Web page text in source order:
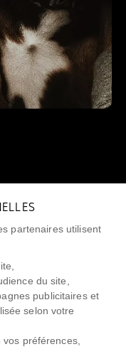
partenaires utilisent
du site,
publicitaires et
selon votre
préférences,
0805 299 049